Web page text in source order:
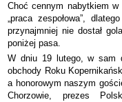
Choć cennym nabytkiem
„praca zespołowa”,
przynajmniej nie dostał
poniżej pasa.
W dniu 19 lutego, w sam
obchody Roku
a honorowym naszym
Chorzowie, prezes